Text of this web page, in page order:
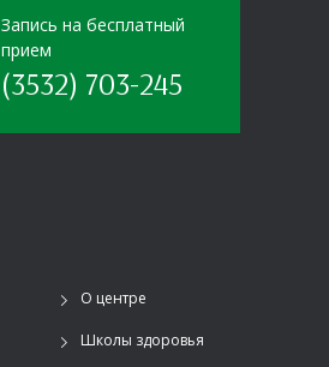
Запись на бесплатный
прием
(3532) 703-245
О центре
Школы здоровья